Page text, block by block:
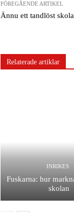
FÖREGÅENDE ARTIKEL
Ännu ett tandlöst
Relaterade artiklar
INRIKES
Fuskarna: hur
skolan